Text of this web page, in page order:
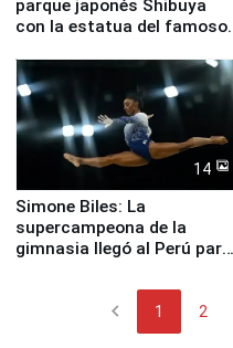
parque japonés Shibuya
con la estatua del famoso
14
Simone Biles: La
supercampeona de la
gimnasia llegó al Perú para
Panamericanos Lima 2027
chevron_left 1 2